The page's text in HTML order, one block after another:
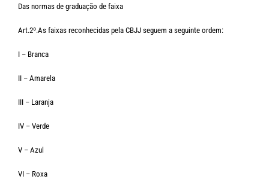
Das normas de graduação de faixa
Art.2º.As faixas reconhecidas pela CBJJ seguem a seguinte ordem:
I – Branca
II – Amarela
III – Laranja
IV – Verde
V – Azul
VI – Roxa